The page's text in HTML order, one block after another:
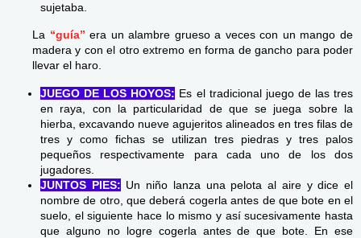
sujetaba.
La “guía” era un alambre grueso a veces con un mango de
madera y con el otro extremo en forma de gancho para poder
llevar el haro.
JUEGO DE LOS HOYOS: Es el tradicional juego de las tres
en raya, con la particularidad de que se juega sobre la
hierba, excavando nueve agujeritos alineados en tres filas de
tres y como fichas se utilizan tres piedras y tres palos
pequeños respectivamente para cada uno de los dos
jugadores.
JUNTOS PIES: Un niño lanza una pelota al aire y dice el
nombre de otro, que deberá cogerla antes de que bote en el
suelo, el siguiente hace lo mismo y así sucesivamente hasta
que alguno no logre cogerla antes de que bote. En ese